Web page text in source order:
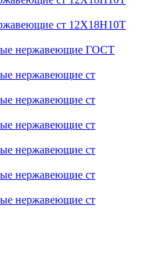
ст 12Х18Н10Т
нержавеющие ГОСТ
нержавеющие ст
нержавеющие ст
нержавеющие ст
нержавеющие ст
нержавеющие ст
нержавеющие ст